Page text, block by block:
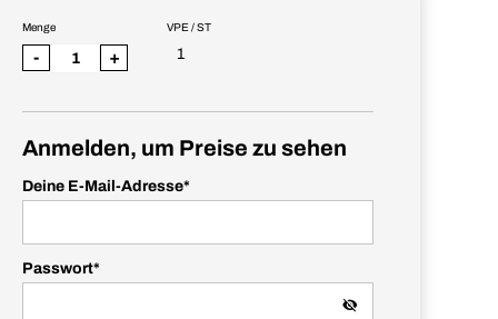
VPE / ST
1
Menge
- +
Anmelden, um Preise zu sehen
Deine E-Mail-Adresse*
Passwort*